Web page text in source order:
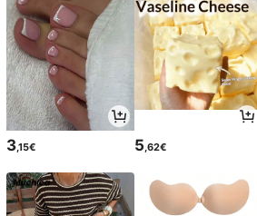
3,15€ 5,62€